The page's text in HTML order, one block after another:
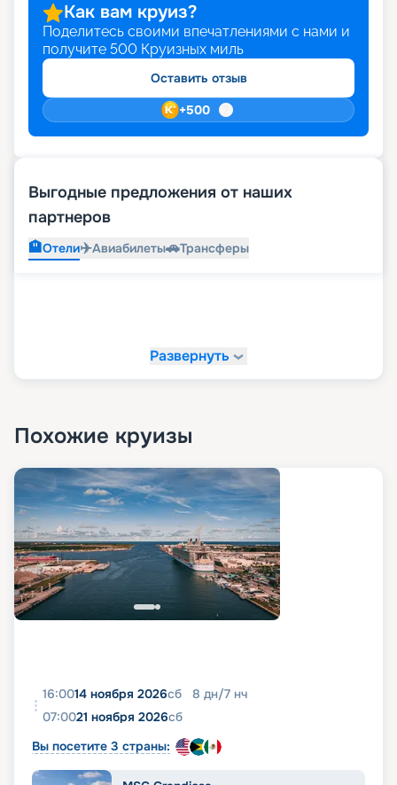
Как вам круиз?
Поделитесь своими впечатлениями с нами и
получите 500 Круизных миль
Оставить отзыв
+500
Выгодные предложения от наших
партнеров
🏨Отели✈️Авиабилеты🚗Трансферы
Развернуть
Похожие круизы
16:0014 ноября 2026сб 8 дн/7 нч
07:0021 ноября 2026сб
Вы посетите 3 страны: